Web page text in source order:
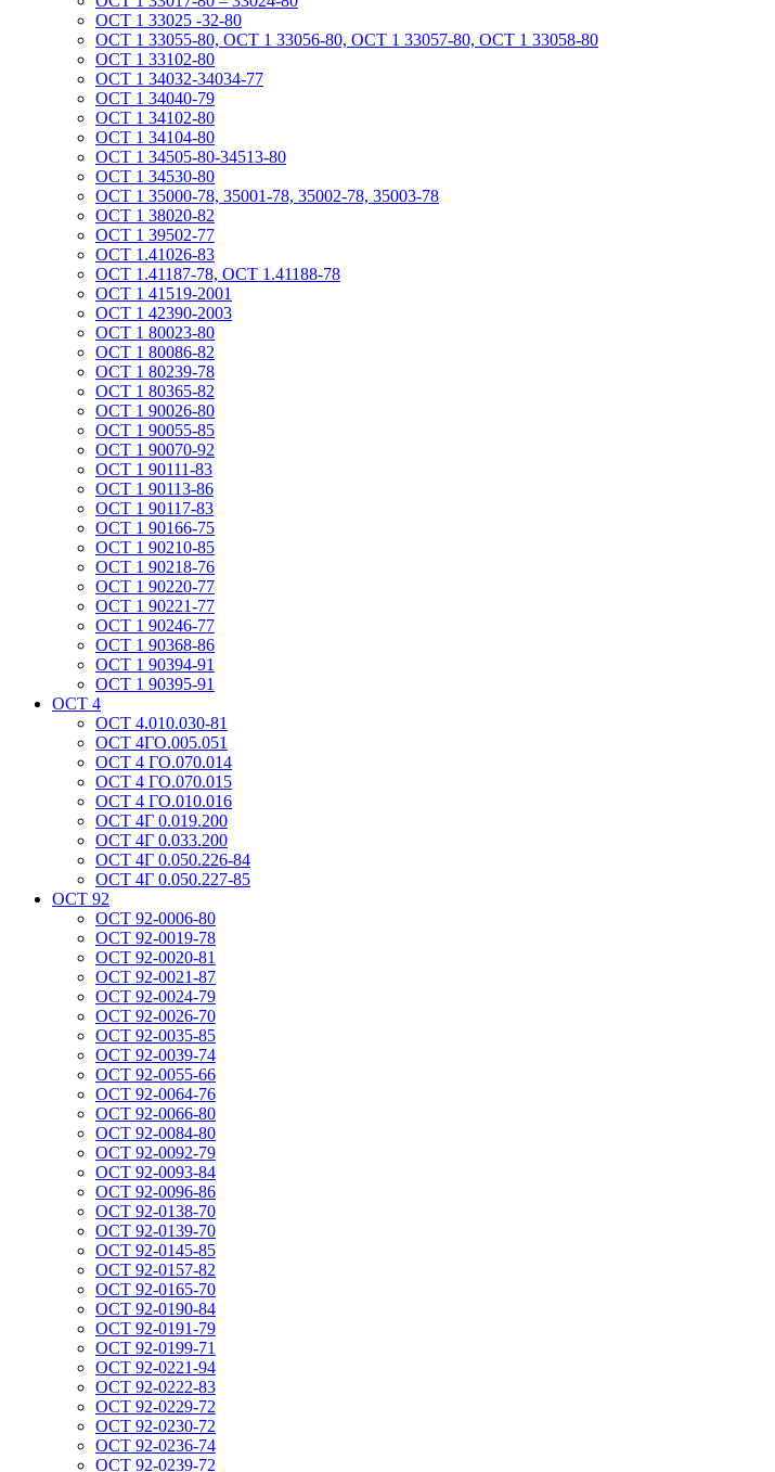
ОСТ 1 33025 -32-80
ОСТ 1 33055-80, ОСТ 1 33056-80, ОСТ 1 33057-80, ОСТ 1 33058-80
ОСТ 1 33102-80
ОСТ 1 34032-34034-77
ОСТ 1 34040-79
ОСТ 1 34102-80
ОСТ 1 34104-80
ОСТ 1 34505-80-34513-80
ОСТ 1 34530-80
ОСТ 1 35000-78, 35001-78, 35002-78, 35003-78
ОСТ 1 38020-82
ОСТ 1 39502-77
ОСТ 1.41026-83
ОСТ 1.41187-78, ОСТ 1.41188-78
ОСТ 1 41519-2001
ОСТ 1 42390-2003
ОСТ 1 80023-80
ОСТ 1 80086-82
ОСТ 1 80239-78
ОСТ 1 80365-82
ОСТ 1 90026-80
ОСТ 1 90055-85
ОСТ 1 90070-92
ОСТ 1 90111-83
ОСТ 1 90113-86
ОСТ 1 90117-83
ОСТ 1 90166-75
ОСТ 1 90210-85
ОСТ 1 90218-76
ОСТ 1 90220-77
ОСТ 1 90221-77
ОСТ 1 90246-77
ОСТ 1 90368-86
ОСТ 1 90394-91
ОСТ 1 90395-91
ОСТ 4
ОСТ 4.010.030-81
ОСТ 4ГО.005.051
ОСТ 4 ГО.070.014
ОСТ 4 ГО.070.015
ОСТ 4 ГО.010.016
ОСТ 4Г 0.019.200
ОСТ 4Г 0.033.200
ОСТ 4Г 0.050.226-84
ОСТ 4Г 0.050.227-85
ОСТ 92
ОСТ 92-0006-80
ОСТ 92-0019-78
ОСТ 92-0020-81
ОСТ 92-0021-87
ОСТ 92-0024-79
ОСТ 92-0026-70
ОСТ 92-0035-85
ОСТ 92-0039-74
ОСТ 92-0055-66
ОСТ 92-0064-76
ОСТ 92-0066-80
ОСТ 92-0084-80
ОСТ 92-0092-79
ОСТ 92-0093-84
ОСТ 92-0096-86
ОСТ 92-0138-70
ОСТ 92-0139-70
ОСТ 92-0145-85
ОСТ 92-0157-82
ОСТ 92-0165-70
ОСТ 92-0190-84
ОСТ 92-0191-79
ОСТ 92-0199-71
ОСТ 92-0221-94
ОСТ 92-0222-83
ОСТ 92-0229-72
ОСТ 92-0230-72
ОСТ 92-0236-74
ОСТ 92-0239-72